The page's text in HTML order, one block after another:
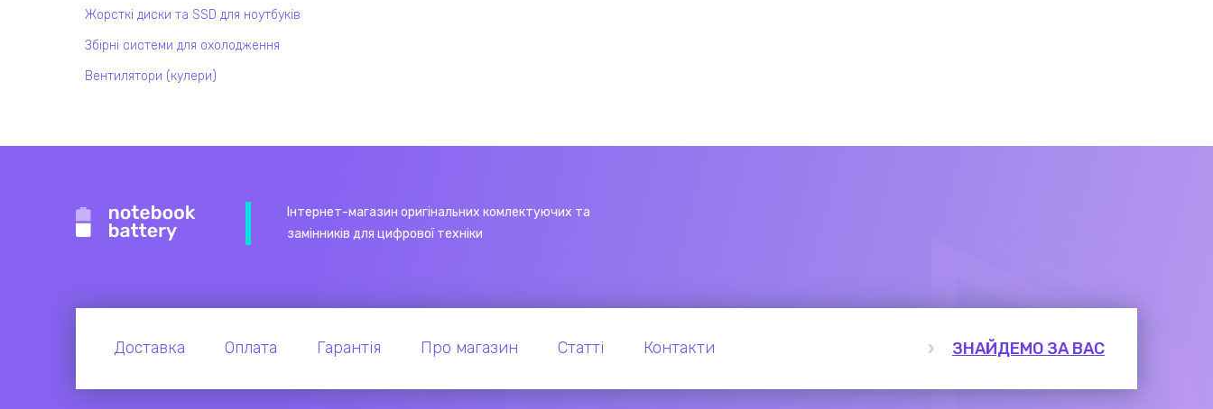
Жорсткі диски та SSD для ноутбуків
Збірні системи для охолодження
Вентилятори (кулери)
Інтернет-магазин оригінальних комлектуючих та
замінників для цифрової техніки
Доставка Оплата Гарантія Про магазин Статті Контакти ЗНАЙДЕМО ЗА ВАС